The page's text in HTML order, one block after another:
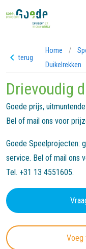
terug
Home /
Duikelrekken
Drievoudig
Goede prijs,
Bel of mail ons voor
Goede Speelprojecten:
service. Bel of mail ons
Tel. +31 13 4551605.
Voeg